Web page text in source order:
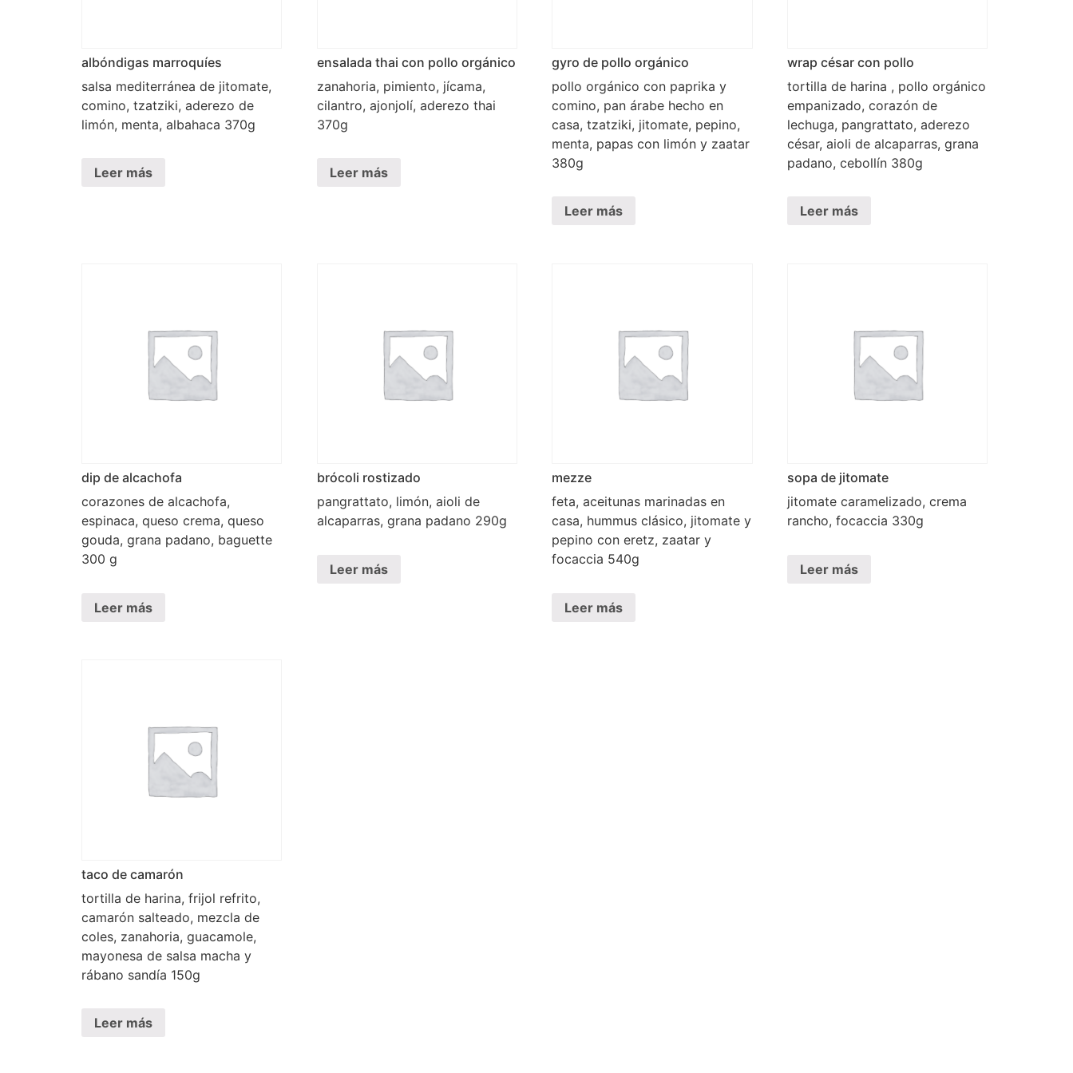
albóndigas marroquíes
salsa mediterránea de jitomate,
comino, tzatziki, aderezo de
limón, menta, albahaca 370g
Leer más
ensalada thai con pollo orgánico
zanahoria, pimiento, jícama,
cilantro, ajonjolí, aderezo thai
370g
Leer más
gyro de pollo orgánico
pollo orgánico con paprika y
comino, pan árabe hecho en
casa, tzatziki, jitomate, pepino,
menta, papas con limón y zaatar
380g
Leer más
wrap césar con pollo
tortilla de harina , pollo orgánico
empanizado, corazón de
lechuga, pangrattato, aderezo
césar, aioli de alcaparras, grana
padano, cebollín 380g
Leer más
dip de alcachofa
corazones de alcachofa,
espinaca, queso crema, queso
gouda, grana padano, baguette
300 g
Leer más
brócoli rostizado
pangrattato, limón, aioli de
alcaparras, grana padano 290g
Leer más
mezze
feta, aceitunas marinadas en
casa, hummus clásico, jitomate y
pepino con eretz, zaatar y
focaccia 540g
Leer más
sopa de jitomate
jitomate caramelizado, crema
rancho, focaccia 330g
Leer más
taco de camarón
tortilla de harina, frijol refrito,
camarón salteado, mezcla de
coles, zanahoria, guacamole,
mayonesa de salsa macha y
rábano sandía 150g
Leer más